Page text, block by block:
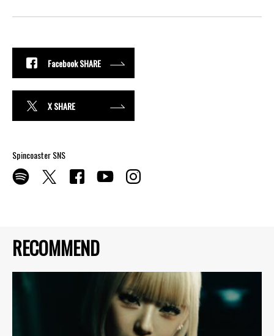
RECOMMEND
Facebook SHARE
X SHARE
Spincoaster SNS